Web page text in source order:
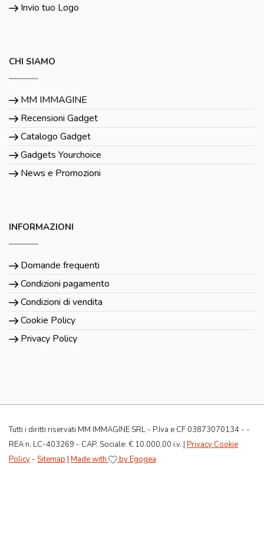
Invio tuo Logo
CHI SIAMO
MM IMMAGINE
Recensioni Gadget
Catalogo Gadget
Gadgets Yourchoice
News e Promozioni
INFORMAZIONI
Domande frequenti
Condizioni pagamento
Condizioni di vendita
Cookie Policy
Privacy Policy
Tutti i diritti riservati MM IMMAGINE SRL - P.Iva e CF 03873070134 - -
REA n. LC-403269 - CAP. Sociale: € 10.000,00 i.v. | Privacy Cookie
Policy - Sitemap | Made with by Egogea